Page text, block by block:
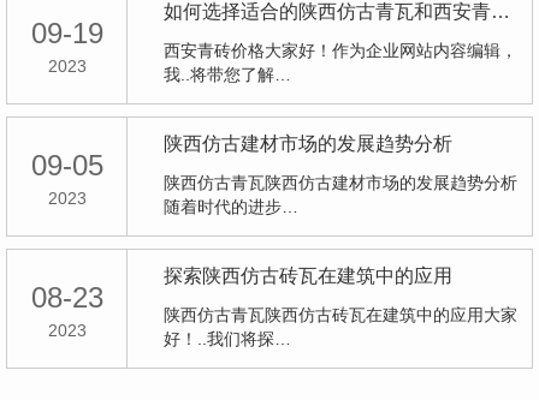
09-19
2023
如何选择适合的陕西仿古青瓦和西安青砖？
西安青砖价格大家好！作为企业网站内容编辑，
我..将带您了解…
09-05
2023
陕西仿古建材市场的发展趋势分析
陕西仿古青瓦陕西仿古建材市场的发展趋势分析
随着时代的进步…
08-23
2023
探索陕西仿古砖瓦在建筑中的应用
陕西仿古青瓦陕西仿古砖瓦在建筑中的应用大家
好！..我们将探…